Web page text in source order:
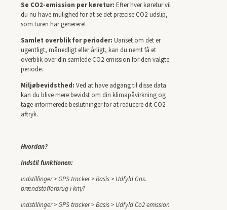
Se CO2-emission per køretur: Efter hver køretur vil
du nu have mulighed for at se det præcise CO2-udslip,
som turen har genereret.
Samlet overblik for perioder: Uanset om det er
ugentligt, månedligt eller årligt, kan du nemt få et
overblik over din samlede CO2-emission for den valgte
periode.
Miljøbevidsthed: Ved at have adgang til disse data
kan du blive mere bevidst om din klimapåvirkning og
tage informerede beslutninger for at reducere dit CO2-
aftryk.
Hvordan?
Indstil funktionen:
Indstillinger > GPS tracker > Basis > UdfyldGns.
brændstofforbrug i km/l
Indstillinger > GPS tracker > Basis > UdfyldCo2 emission